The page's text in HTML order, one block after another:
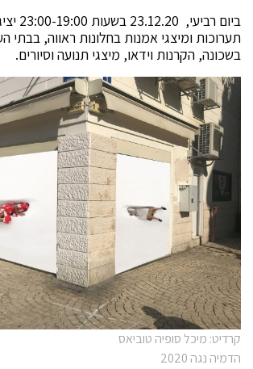
תערוכות ומיצגי אמנות בחלונות ראווה, בבתי
בשכונה, הקרנות וידאו, מיצגי תנועה וסיורים.
קרדיט: מיכל סופיה טוביאס
הדמיה נגה 2020